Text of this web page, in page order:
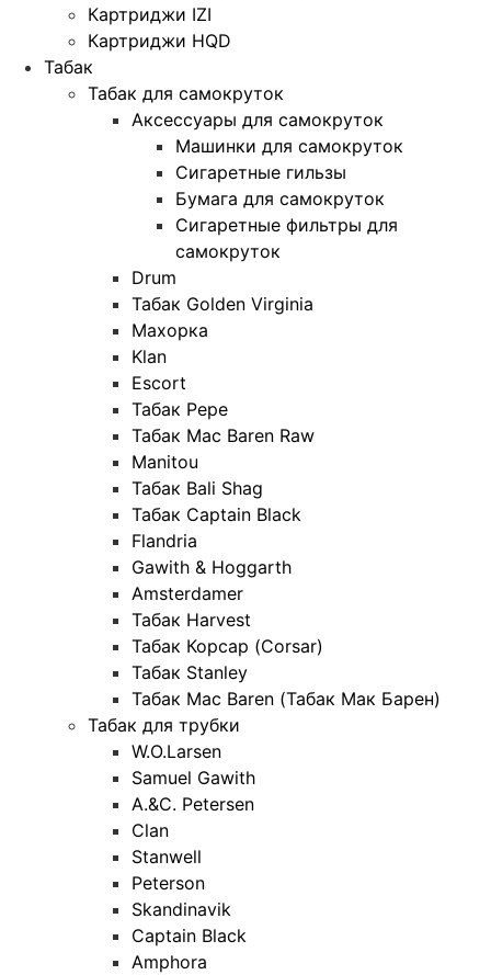
Картриджи IZI
Картриджи HQD
Табак
Табак для самокруток
Аксессуары для самокруток
Машинки для самокруток
Сигаретные гильзы
Бумага для самокруток
Сигаретные фильтры для
самокруток
Drum
Табак Golden Virginia
Махорка
Klan
Escort
Табак Pepe
Табак Mac Baren Raw
Manitou
Табак Bali Shag
Табак Captain Black
Flandria
Gawith & Hoggarth
Amsterdamer
Табак Harvest
Табак Корсар (Corsar)
Табак Stanley
Табак Mac Baren (Табак Мак Барен)
Табак для трубки
W.O.Larsen
Samuel Gawith
A.&C. Petersen
Clan
Stanwell
Peterson
Skandinavik
Captain Black
Amphora